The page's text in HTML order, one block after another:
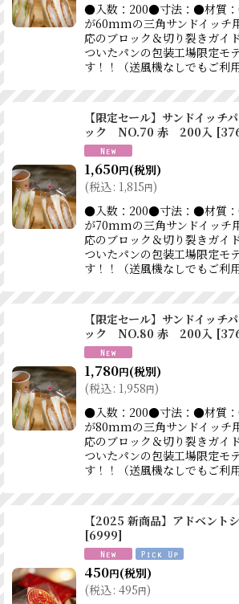
●入数：200●寸法：●材質
が60mmの三角サンドイッチ
応のブロック＆切り裂きガイ
ついたパンの包装工場限定モ
す！！（送風機なしでもご利
【限定セール】サンドイッチ
ック NO.70 赤 200入 [
1,650円(税別)
(税込: 1,815円)
●入数：200●寸法：●材質
が70mmの三角サンドイッチ
応のブロック＆切り裂きガイ
ついたパンの包装工場限定モ
す！！（送風機なしでもご利
【限定セール】サンドイッチ
ック NO.80 赤 200入 [
1,780円(税別)
(税込: 1,958円)
●入数：200●寸法：●材質
が80mmの三角サンドイッチ
応のブロック＆切り裂きガイ
ついたパンの包装工場限定モ
す！！（送風機なしでもご利
【2025 新商品】アドベン
[6999]
450円(税別)
(税込: 495円)